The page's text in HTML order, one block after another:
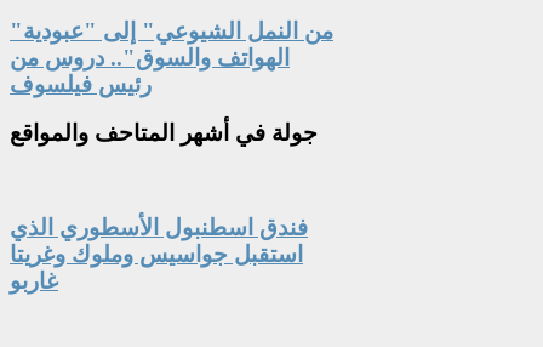
"من النمل الشيوعي" إلى "عبودية
الهواتف والسوق".. دروس من
رئيس فيلسوف
جولة في أشهر المتاحف والمواقع
فندق اسطنبول الأسطوري الذي
استقبل جواسيس وملوك وغريتا
غاربو